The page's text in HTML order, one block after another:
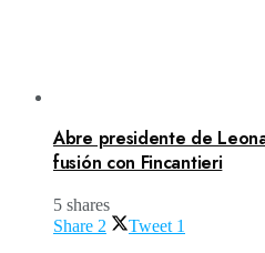
Abre presidente de
fusión con Fincantieri
5 shares
Share 2 Tweet 1